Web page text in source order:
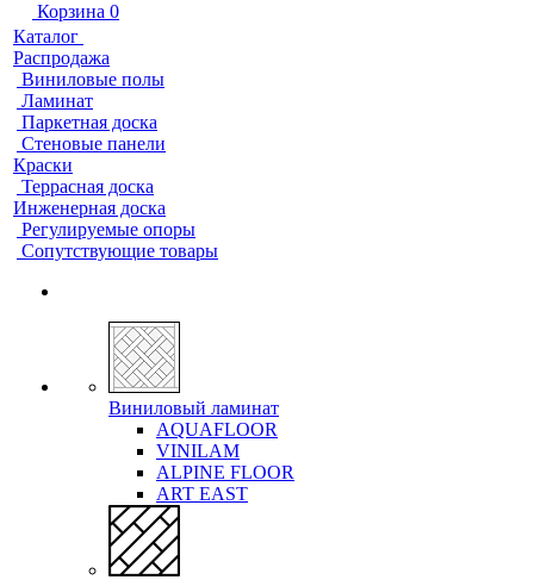
Корзина 0
Каталог
Распродажа
Виниловые полы
Ламинат
Паркетная доска
Стеновые панели
Краски
Террасная доска
Инженерная доска
Регулируемые опоры
Сопутствующие товары
Виниловый ламинат
AQUAFLOOR
VINILAM
ALPINE FLOOR
ART EAST